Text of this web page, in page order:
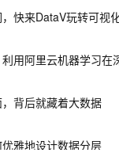
快来DataV玩转可视
利用阿里云机器学习在
背后就藏着大数据
雅地设计数据分层